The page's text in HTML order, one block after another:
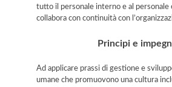
tutto il personale interno e al personale
collabora con continuità con
Principi e
Ad applicare prassi di gestione e
umane che promuovono una cultura